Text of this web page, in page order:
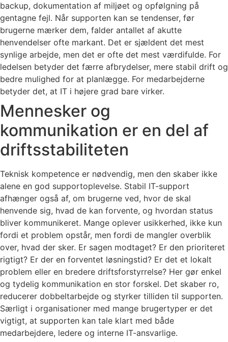
backup, dokumentation af miljøet og opfølgning på
gentagne fejl. Når supporten kan se tendenser, før
brugerne mærker dem, falder antallet af akutte
henvendelser ofte markant. Det er sjældent det mest
synlige arbejde, men det er ofte det mest værdifulde. For
ledelsen betyder det færre afbrydelser, mere stabil drift og
bedre mulighed for at planlægge. For medarbejderne
betyder det, at IT i højere grad bare virker.
Mennesker og
kommunikation er en del af
driftsstabiliteten
Teknisk kompetence er nødvendig, men den skaber ikke
alene en god supportoplevelse. Stabil IT-support
afhænger også af, om brugerne ved, hvor de skal
henvende sig, hvad de kan forvente, og hvordan status
bliver kommunikeret. Mange oplever usikkerhed, ikke kun
fordi et problem opstår, men fordi de mangler overblik
over, hvad der sker. Er sagen modtaget? Er den prioriteret
rigtigt? Er der en forventet løsningstid? Er det et lokalt
problem eller en bredere driftsforstyrrelse? Her gør enkel
og tydelig kommunikation en stor forskel. Det skaber ro,
reducerer dobbeltarbejde og styrker tilliden til supporten.
Særligt i organisationer med mange brugertyper er det
vigtigt, at supporten kan tale klart med både
medarbejdere, ledere og interne IT-ansvarlige.